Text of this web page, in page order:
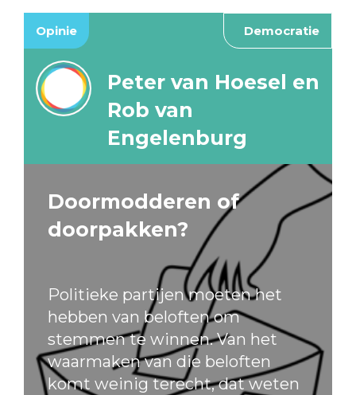
Opinie Democratie
Peter van Hoesel en
Rob van
Engelenburg
Doormodderen of
doorpakken?
Politieke partijen moeten het
hebben van beloften om
stemmen te winnen. Van het
waarmaken van die beloften
komt weinig terecht, dat weten